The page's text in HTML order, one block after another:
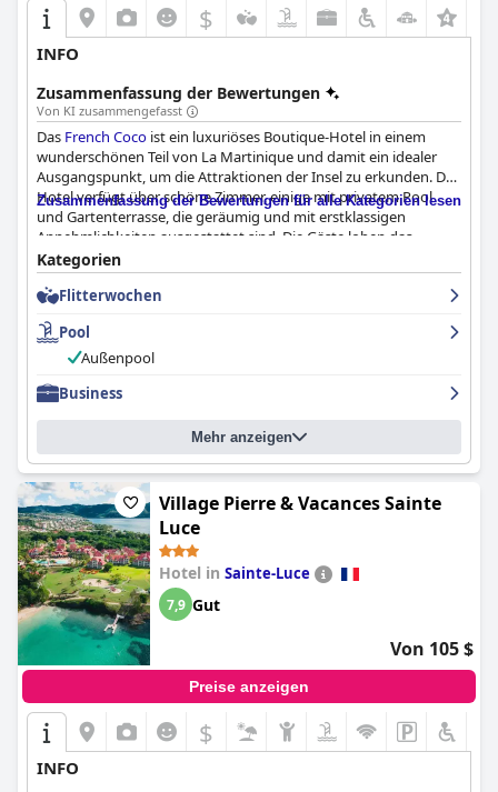
$
INFO
Zusammenfassung der Bewertungen
Von KI zusammengefasst
Das French Coco ist ein luxuriöses Boutique-Hotel in einem
wunderschönen Teil von La Martinique und damit ein idealer
Ausgangspunkt, um die Attraktionen der Insel zu erkunden. Das
Hotel verfügt über schöne Zimmer, einige mit privatem Pool
und Gartenterrasse, die geräumig und mit erstklassigen
Annehmlichkeiten ausgestattet sind. Die Gäste loben das
Personal als freundlich, aufmerksam und zuvorkommend mit
einem Service auf hohem Niveau, der "atemberaubend" ist. Das
Frühstück wird im Allgemeinen positiv bewertet, da es
persönlich gestaltet ist und die Speisen von hoher Qualität sind,
auch wenn einige Gäste der Meinung sind, dass es nicht zum
Gesamtpreis des Hotels passt. Die üppige grüne Umgebung des
bietet einen ruhigen und friedlichen Urlaub abseits der Stadt.
Auch wenn der Preis für manche zu hoch sein mag, bietet das
eine ideale Lage und komfortable, gut
ausgestattete Zimmer, die ein unvergleichliches Gästeerlebnis
ermöglichen.
Zusammenfassung der Bewertungen für alle Kategorien lesen
Kategorien
Flitterwochen
Pool
Außenpool
Business
Mehr anzeigen
Village Pierre & Vacances Sainte
Luce
Hotel in Sainte-Luce
7,9 Gut
Von 105 $
Preise anzeigen
$
INFO